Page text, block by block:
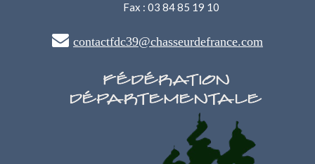
Fax : 03 84 85 19 10
contactfdc39@chasseurdefrance.com